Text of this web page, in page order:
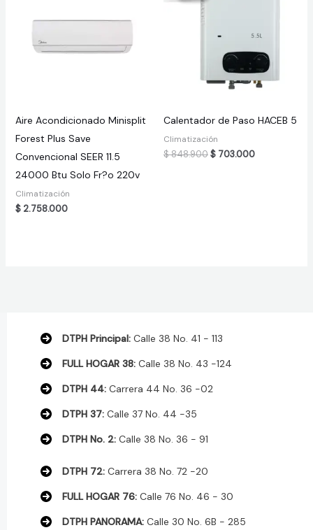
Aire Acondicionado Minisplit
Forest Plus Save
Convencional SEER 11.5
24000 Btu Solo Fr?o 220v
Climatización
$2.758.000
Calentador de Paso HACEB 5
Climatización
$848.900Original
$ 703.000Current
DTPH Principal: Calle 38 No. 41 - 113
FULL HOGAR 38: Calle 38 No. 43 -124
DTPH 44: Carrera 44 No. 36 -02
DTPH 37: Calle 37 No. 44 -35
DTPH No. 2: Calle 38 No. 36 - 91
DTPH 72: Carrera 38 No. 72 -20
FULL HOGAR 76: Calle 76 No. 46 - 30
DTPH PANORAMA: Calle 30 No. 6B - 285